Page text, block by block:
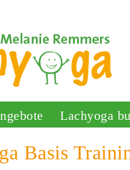
Lachyoga
Basis